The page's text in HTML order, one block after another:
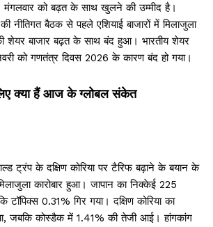
को बढ़त के साथ खुलने की उम्मीद है।
नीतिगत बैठक से पहले एशियाई बाजारों में मिलाजुला
शेयर बाजार बढ़त के साथ बंद हुआ। भारतीय शेयर
को गणतंत्र दिवस 2026 के कारण बंद हो गया।
क्या हैं आज के ग्लोबल संकेत
ट्रंप के दक्षिण कोरिया पर टैरिफ बढ़ाने के बयान के
कारोबार हुआ। जापान का निक्केई 225
0.31% गिर गया। दक्षिण कोरिया का
जबकि कोस्डैक में 1.41% की तेजी आई। हांगकांग